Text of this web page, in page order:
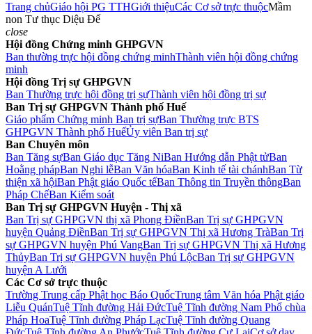
Trang chủGiáo hội PG TTHGiới thiệuCác Cơ sở trực thuộcMầm
non Tư thục Diệu Đế
close
Hội đồng Chứng minh GHPGVN
Ban thường trực hội đồng chứng minhThành viên hội đồng chứng
minh
Hội đồng Trị sự GHPGVN
Ban Thường trực hội đồng trị sựThành viên hội đồng trị sự
Ban Trị sự GHPGVN Thành phố Huế
Giáo phẩm Chứng minh Ban trị sựBan Thường trực BTS
GHPGVN Thành phố HuếỦy viên Ban trị sự
Ban Chuyên môn
Ban Tăng sựBan Giáo dục Tăng NiBan Hướng dẫn Phật tửBan
Hoằng phápBan Nghi lễBan Văn hóaBan Kinh tế tài chánhBan Từ
thiện xã hộiBan Phật giáo Quốc tếBan Thông tin Truyền thôngBan
Pháp ChếBan Kiểm soát
Ban Trị sự GHPGVN Huyện - Thị xã
Ban Trị sự GHPGVN thị xã Phong ĐiềnBan Trị sự GHPGVN
huyện Quảng ĐiềnBan Trị sự GHPGVN Thị xã Hương TràBan Trị
sự GHPGVN huyện Phú VangBan Trị sự GHPGVN Thị xã Hương
ThủyBan Trị sự GHPGVN huyện Phú LộcBan Trị sự GHPGVN
huyện A Lưới
Các Cơ sở trực thuộc
Trường Trung cấp Phật học Báo QuốcTrung tâm Văn hóa Phật giáo
Liễu QuánTuệ Tĩnh đường Hải ĐứcTuệ Tĩnh đường Nam Phổ chùa
Pháp HoaTuệ Tĩnh đường Pháp LạcTuệ Tĩnh đường Quang